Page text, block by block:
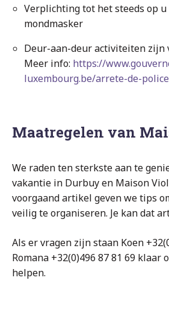
Verplichting tot het steeds op
mondmasker
Deur-aan-deur activiteiten zijn
Meer info: https://
luxembourg.be/arrete-de-
Maatregelen van
We raden ten sterkste aan te
vakantie in Durbuy en Maison
voorgaand artikel geven we tips
veilig te organiseren. Je kan dat
Als er vragen zijn staan Koen
Romana +32(0)496 87 81 69 klaar
helpen.